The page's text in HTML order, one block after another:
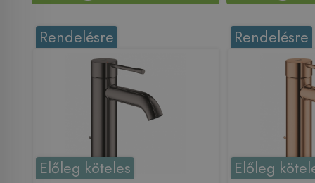
Rendelésre
Előleg köteles
Rendelésre
Előleg